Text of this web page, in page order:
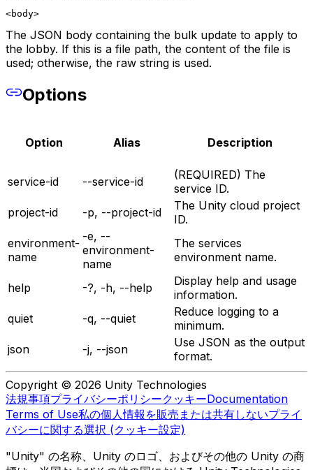
<body>
The JSON body containing the bulk update to apply to
the lobby. If this is a file path, the content of the file is
used; otherwise, the raw string is used.
Options
Option Alias Description
service-id --service-id
(REQUIRED) The
service ID.
project-id
-p, --project-id
The Unity cloud project
ID.
environment-
name
-e, --
environment-
name
The services
environment name.
help -?, -h, --help
Display help and usage
information.
quiet
-q, --quiet
Reduce logging to a
minimum.
json
-j, --json
Use JSON as the output
format.
Copyright © 2026 Unity Technologies
法規事項プライバシーポリシークッキーDocumentation
Terms of Use私の個人情報を販売または共有しないプライ
バシーに関する選択 (クッキー設定)
"Unity" の名称、Unity のロゴ、およびその他の Unity の商